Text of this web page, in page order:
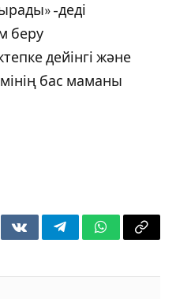
-деді
беру
дейінгі және
бас маманы
VKontakteTelegramWhatsApp
Copy